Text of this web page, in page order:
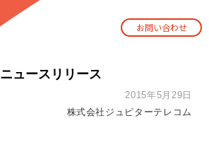
お問い合わせ
ニュースリリース
2015年5月29日
株式会社ジュピターテレコム